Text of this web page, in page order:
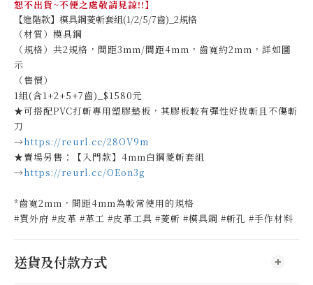
恕不出貨~不便之處敬請見諒!!】
【進階款】模具鋼菱斬套組(1/2/5/7齒)_2規格
（材質）模具鋼
（規格）共2規格，間距3mm/間距4mm，齒寬約2mm，詳如圖
示
（售價）
1組(含1+2+5+7齒)_$1580元
★可搭配PVC打斬專用塑膠墊板，其膠板較有彈性好拔斬且不傷斬
刀
→https://reurl.cc/28OV9m
★賣場另售：【入門款】4mm白鋼菱斬套組
→https://reurl.cc/OEon3g
*齒寬2mm，間距4mm為較常使用的規格
#買外府 #皮革 #革工 #皮革工具 #菱斬 #模具鋼 #斬孔 #手作材料
送貨及付款方式